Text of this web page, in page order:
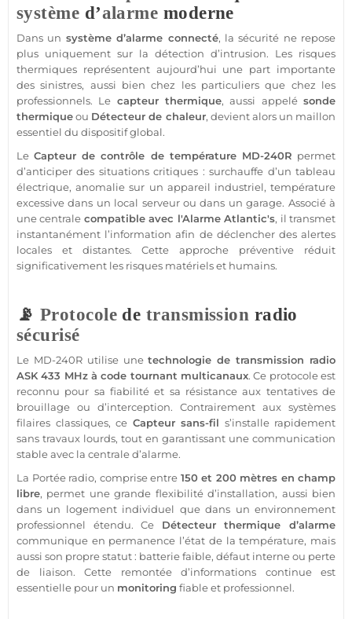
système d’alarme moderne
Dans un systèmed’alarme connecté, lasécurité ne repose
plus uniquement sur la détection d’intrusion. Les risques
thermiques représentent aujourd’hui une part importante
des sinistres, aussi bien chez les particuliers que chez les
professionnels. Le capteurthermique, aussi appelésonde
thermiqueou Détecteur de chaleur, devient alors un maillon
essentiel du dispositif global.
LeCapteur de contrôle de température MD-240R permet
d’anticiper des situations critiques : surchauffe d’un tableau
électrique, anomalie sur un appareil industriel, température
excessive dans un local serveur ou dans ungarage. Associé à
unecentrale compatibleavec l'AlarmeAtlantic's, il transmet
instantanément l’information afin de déclencher des alertes
locales et distantes. Cette approche préventive réduit
significativement les risques matériels et humains.
📡 Protocolede transmission radio
sécurisé
Le MD-240Rutilise unetechnologie detransmission radio
ASK 433 MHzà code tournant multicanaux. Ce protocoleest
reconnu pour sa fiabilité et sa résistance aux tentatives de
brouillage ou d’interception. Contrairement aux systèmes
filaires classiques, ce Capteur sans-fil s’installe rapidement
sans travaux lourds, tout en garantissant une communication
stable avec la centraled’alarme.
La Portéeradio, comprise entre 150 et 200 mètres en champ
libre, permet une grande flexibilité d’installation, aussi bien
dans un logementindividuel que dans un environnement
professionnel étendu. Ce Détecteurthermique d’alarme
communique en permanence l’état de latempérature, mais
aussi son propre statut : batterie faible, défaut interne ou perte
de liaison. Cette remontée d’informations continue est
essentielle pour un monitoring fiableet professionnel.